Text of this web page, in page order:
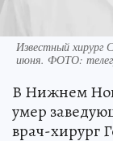
Известный хирург
июня. ФОТО:
В Нижнем
умер
врач-хирург